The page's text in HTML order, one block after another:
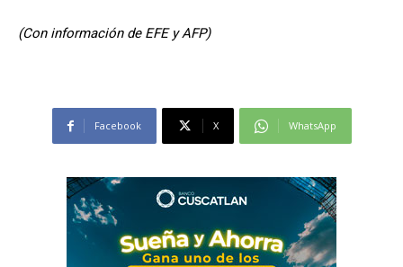
(Con información de EFE y AFP)
Facebook X WhatsApp